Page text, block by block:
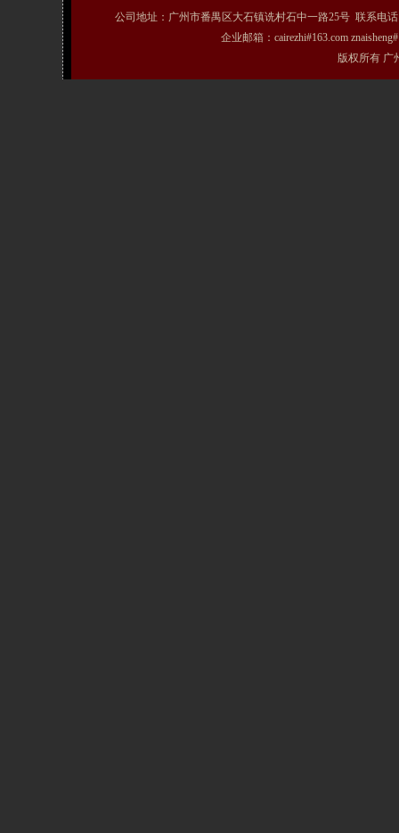
公司地址：广州市番禺区大石镇诜村石中一路25号 联系电话
企业邮箱：cairezhi#163.com
版权所有 广